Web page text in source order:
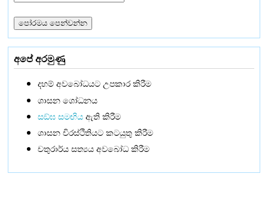
අපේ අරමුණු
දහම් අවබෝධයට උපකාර කිරීම
ශාසන ශෝධනය
සඞ්‌ඝ සමඟියඇති කිරීම
ශාසන චිරස්ථිතියට කටයුතු කිරීම
චතුරාර්ය සත්‍යය අවබෝධ කිරීම